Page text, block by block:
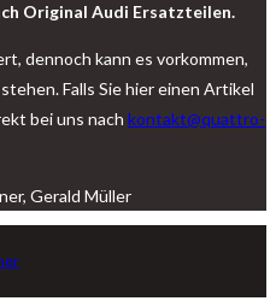
Original Audi Ersatzteilen.
dennoch kann es vorkommen,
Falls Sie hier einen Artikel
bei uns nach kontakt@quattro-